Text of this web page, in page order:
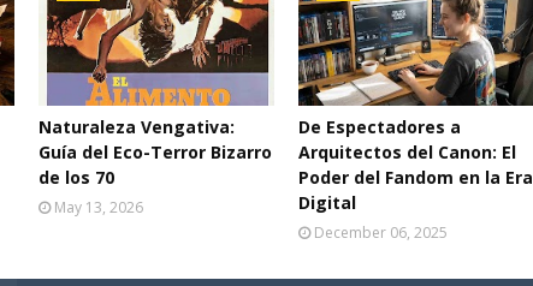
Naturaleza Vengativa:
Guía del Eco-Terror Bizarro
de los 70
May 13, 2026
De Espectadores a
Arquitectos del Canon: El
Poder del Fandom en la Era
Digital
December 06, 2025